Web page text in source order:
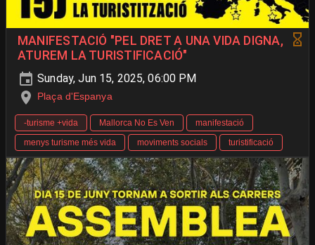
MANIFESTACIÓ "PEL DRET A UNA VIDA DIGNA,
ATUREM LA TURISTIFICACIÓ"
Sunday, Jun 15, 2025, 06:00 PM
Plaça d'Espanya
-turisme +vida Mallorca No Es Ven
manifestació
menys turisme més vida
moviments socials turistificació